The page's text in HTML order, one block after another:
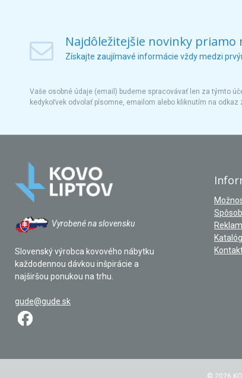
Najdôležitejšie novinky priamo
Získajte zaujímavé informácie vždy medzi
Vaše osobné údaje (email) budeme spracovávať len za týmto
kedykoľvek odvolať písomne, emailom alebo kliknutím na
Vyrobené na slovensku
Slovenský výrobca kovového nábytku
každodennou dávkou inšpirácie a
najširšou ponukou na trhu.
gude@gude.sk
Katalóg
© 2026